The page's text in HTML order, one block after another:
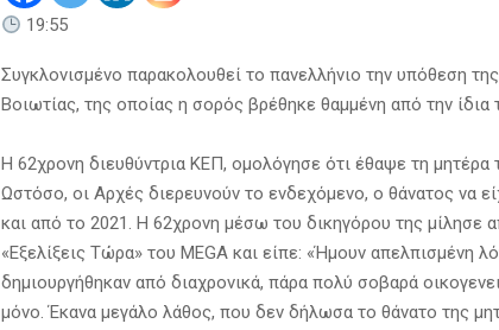
19:55
Συγκλονισμένο παρακολουθεί το πανελλήνιο την υπόθεση
Βοιωτίας, της οποίας η σορός βρέθηκε θαμμένη από την ίδια
Η 62χρονη διευθύντρια ΚΕΠ, ομολόγησε ότι έθαψε τη μητέρα
Ωστόσο, οι Αρχές διερευνούν το ενδεχόμενο, ο θάνατος να
και από το 2021. Η 62χρονη μέσω του δικηγόρου της μίλησε
«Εξελίξεις Τώρα» του MEGA και είπε: «Ήμουν απελπισμένη
δημιουργήθηκαν από διαχρονικά, πάρα πολύ σοβαρά
μόνο. Έκανα μεγάλο λάθος, που δεν δήλωσα το θάνατο της